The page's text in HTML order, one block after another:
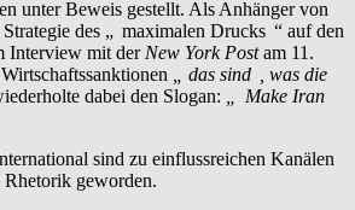
unter Beweis gestellt. Als Anhänger von
des „ maximalen Drucks “ auf den
Interview mit der New York Postam 11.
„ das sind
, was die
dabei den Slogan:
Make Iran
sind zu einflussreichen Kanälen
Rhetorik geworden.